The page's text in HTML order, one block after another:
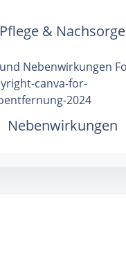
Pflege & Nachsorge
Nebenwirkungen